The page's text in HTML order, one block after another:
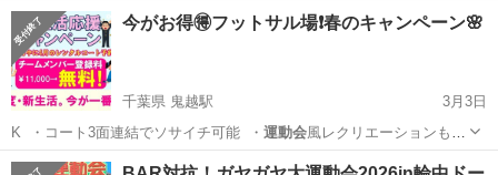
月２２日（…
大分 大分市 牧駅 スポーツ 運動会
今がお得🉐フットサル場❗️春のキャンペーン🌸
千葉県 鬼越駅
3月3日
K ・コート3面連結でソサイチ可能 ・ 運動会風レクリエーションも開
催可能 さらに…
千葉 市川市 鬼越駅 スポーツ ソサイチ